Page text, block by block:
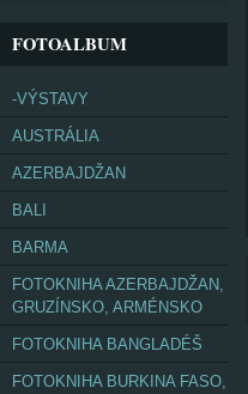
FOTOALBUM
-VÝSTAVY
AUSTRÁLIA
AZERBAJDŽAN
BALI
BARMA
FOTOKNIHA AZERBAJDŽAN,
GRUZÍNSKO, ARMÉNSKO
FOTOKNIHA BANGLADÉŠ
FOTOKNIHA BURKINA FASO,